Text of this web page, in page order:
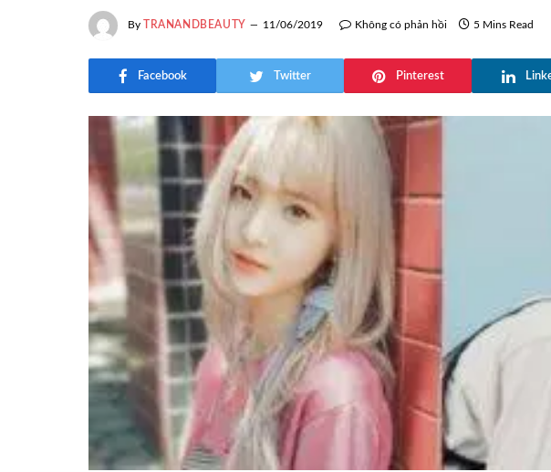
By TRANANDBEAUTY 11/06/2019 Không có phản hồi 5 Mins Read
Facebook Twitter Pinterest